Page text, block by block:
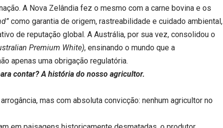
A Nova Zelândia fez o mesmo com a carne bovina e os
como garantia de origem, rastreabilidade e cuidado ambiental,
de reputação global. A Austrália, por sua vez, consolidou o
Premium White), ensinando o mundo que a
apenas uma obrigação regulatória.
contar? A história do nosso agricultor.
mas com absoluta convicção: nenhum agricultor no